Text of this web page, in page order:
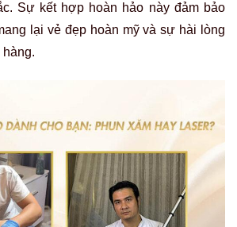
Sự kết hợp hoàn hảo này đảm bảo
lại vẻ đẹp hoàn mỹ và sự hài lòng
hàng.